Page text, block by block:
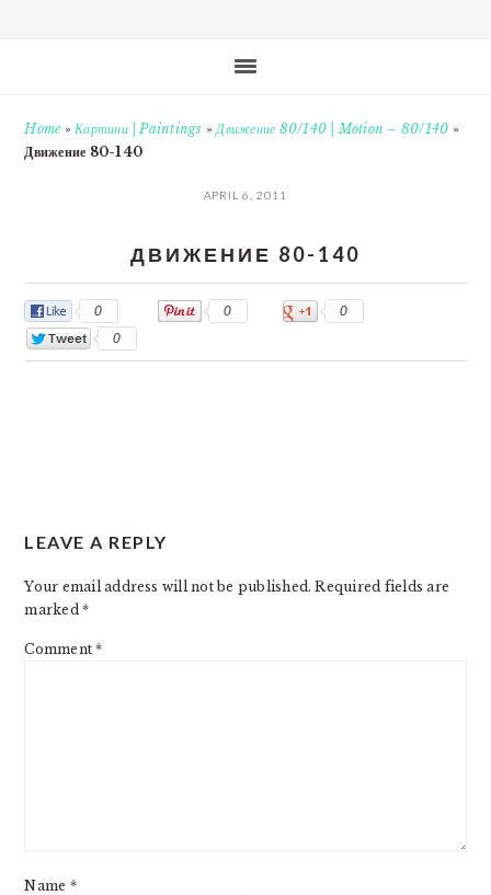
Home»Картини | Paintings »Движение 80/140 | Motion – 80/140 »
Движение 80-140
APRIL 6, 2011
ДВИЖЕНИЕ 80-140
0 0
0
0
INTERACTIONS
LEAVE A REPLY
Your email address will not be published. Required fields are
marked*
Comment*
Name *